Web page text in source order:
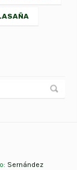
Sernández